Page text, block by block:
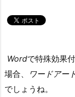
Wordで特殊効果
場合、
ワードアート
でしょうね。